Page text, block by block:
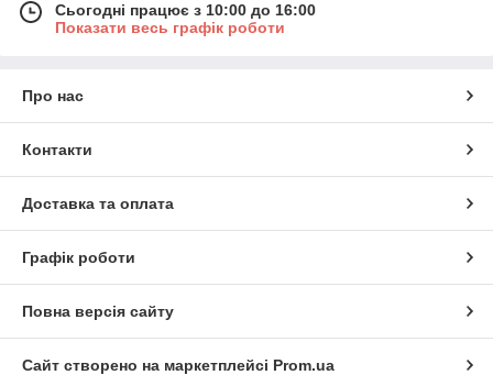
Сьогодні працює з 10:00 до 16:00
Показати весь графік роботи
Про нас
Контакти
Доставка та оплата
Графік роботи
Повна версія сайту
Сайт створено на маркетплейсі Prom.ua